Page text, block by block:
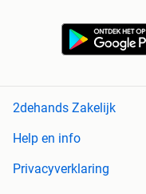
2dehands Zakelijk
Help en info
Privacyverklaring